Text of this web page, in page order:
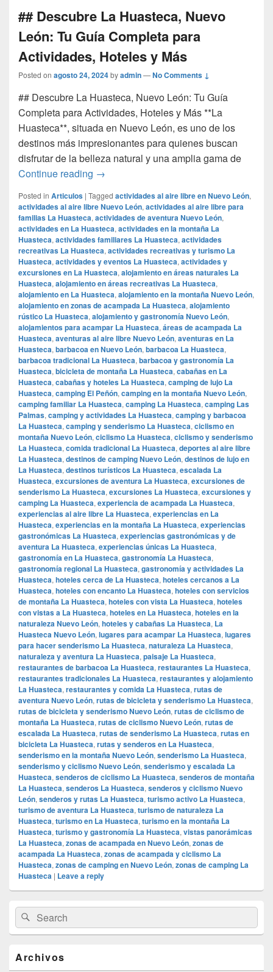
## Descubre La Huasteca, Nuevo
León: Tu Guía Completa para
Actividades, Hoteles y Más
Posted on agosto 24, 2024byadmin—No Comments ↓
## Descubre La Huasteca, Nuevo León: Tu Guía
Completa para Actividades, Hoteles y Más **La
Huasteca**, situada en Nuevo León, es uno de los
destinos más impresionantes para quienes buscan
disfrutar de la belleza natural y una amplia gama de
Continue reading ## Descubre La Huasteca, Nuevo
→
Posted in Articulos | Tagged actividades al aire libre en Nuevo León,
actividades al aire libre Nuevo León, actividades al aire libre para
familias La Huasteca, actividades de aventura Nuevo León,
actividades en La Huasteca, actividades en la montaña La
Huasteca, actividades familiares La Huasteca, actividades
recreativas La Huasteca, actividades recreativas y turismo La
Huasteca, actividades y eventos La Huasteca, actividades y
excursiones en La Huasteca, alojamiento en áreas naturales La
Huasteca, alojamiento en áreas recreativas La Huasteca,
alojamiento en La Huasteca, alojamiento en la montaña Nuevo León,
alojamiento en zonas de acampada La Huasteca, alojamiento
rústico La Huasteca, alojamiento y gastronomía Nuevo León,
alojamientos para acampar La Huasteca, áreas de acampada La
Huasteca, aventuras al aire libre Nuevo León, aventuras en La
Huasteca, barbacoa en Nuevo León, barbacoa La Huasteca,
barbacoa tradicional La Huasteca, barbacoa y gastronomía La
Huasteca, bicicleta de montaña La Huasteca, cabañas en La
Huasteca, cabañas y hoteles La Huasteca, camping de lujo La
Huasteca, camping El Peñón, camping en la montaña Nuevo León,
camping familiar La Huasteca, camping La Huasteca, camping Las
Palmas, camping y actividades La Huasteca, camping y barbacoa
La Huasteca, camping y senderismo La Huasteca, ciclismo en
montaña Nuevo León, ciclismo La Huasteca, ciclismo y senderismo
La Huasteca, comida tradicional La Huasteca, deportes al aire libre
La Huasteca, destinos de camping Nuevo León, destinos de lujo en
La Huasteca, destinos turísticos La Huasteca, escalada La
Huasteca, excursiones de aventura La Huasteca, excursiones de
senderismo La Huasteca, excursiones La Huasteca, excursiones y
camping La Huasteca, experiencia de acampada La Huasteca,
experiencias al aire libre La Huasteca, experiencias en La
Huasteca, experiencias en la montaña La Huasteca, experiencias
gastronómicas La Huasteca, experiencias gastronómicas y de
aventura La Huasteca, experiencias únicas La Huasteca,
gastronomía en La Huasteca, gastronomía La Huasteca,
gastronomía regional La Huasteca, gastronomía y actividades La
Huasteca, hoteles cerca de La Huasteca, hoteles cercanos a La
Huasteca, hoteles con encanto La Huasteca, hoteles con servicios
de montaña La Huasteca, hoteles con vista La Huasteca, hoteles
con vistas a La Huasteca, hoteles en La Huasteca, hoteles en la
naturaleza Nuevo León, hoteles y cabañas La Huasteca, La
Huasteca Nuevo León, lugares para acampar La Huasteca, lugares
para hacer senderismo La Huasteca, naturaleza La Huasteca,
naturaleza y aventura La Huasteca, paisaje La Huasteca,
restaurantes de barbacoa La Huasteca, restaurantes La Huasteca,
restaurantes tradicionales La Huasteca, restaurantes y alojamiento
La Huasteca, restaurantes y comida La Huasteca, rutas de
aventura Nuevo León, rutas de bicicleta y senderismo La Huasteca,
rutas de bicicleta y senderismo Nuevo León, rutas de ciclismo de
montaña La Huasteca, rutas de ciclismo Nuevo León, rutas de
escalada La Huasteca, rutas de senderismo La Huasteca, rutas en
bicicleta La Huasteca, rutas y senderos en La Huasteca,
senderismo en la montaña Nuevo León, senderismo La Huasteca,
senderismo y ciclismo Nuevo León, senderismo y escalada La
Huasteca, senderos de ciclismo La Huasteca, senderos de montaña
La Huasteca, senderos La Huasteca, senderos y ciclismo Nuevo
León, senderos y rutas La Huasteca, turismo activo La Huasteca,
turismo de aventura La Huasteca, turismo de naturaleza La
Huasteca, turismo en La Huasteca, turismo en la montaña La
Huasteca, turismo y gastronomía La Huasteca, vistas panorámicas
La Huasteca, zonas de acampada en Nuevo León, zonas de
acampada La Huasteca, zonas de acampada y ciclismo La
Huasteca, zonas de camping en Nuevo León, zonas de camping La
Huasteca | Leave a reply
Primary
Sidebar
Widget
Area
Search
for:
Search
Archivos